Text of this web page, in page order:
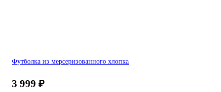
Футболка из мерсеризованного хлопка
3 999 ₽